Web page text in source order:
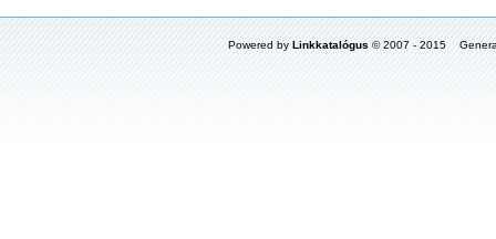
Powered by Linkkatalógus © 2007 - 2015